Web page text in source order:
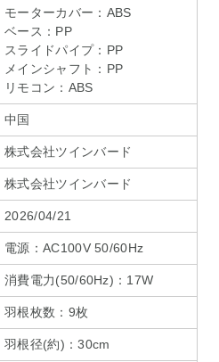
モーターカバー：ABS
ベース：PP
スライドパイプ：PP
メインシャフト：PP
リモコン：ABS
中国
株式会社ツインバード
株式会社ツインバード
2026/04/21
電源：AC100V 50/60Hz
消費電力(50/60Hz)：17W
羽根枚数：9枚
羽根径(約)：30cm